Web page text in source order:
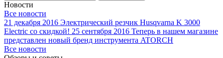
Новости
Все новости
21 декабря 2016 Электрический резчик Husqvarna K 3000
Electric со скидкой! 25 сентября 2016 Теперь в нашем магазине
представлен новый бренд инструмента ATORCH
Все новости